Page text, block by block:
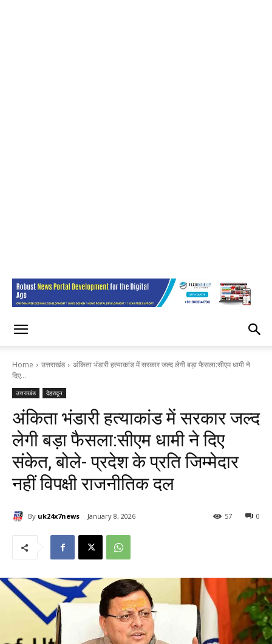
Home उत्तराखंड
अंकिता भंडारी हत्याकांड में सरकार जल्द लेगी बड़ा फैसला:सीएम धामी ने
दिए...
उत्तराखंड देहरादून
अंकिता भंडारी हत्याकांड में सरकार जल्द
लेगी बड़ा फैसला:सीएम धामी ने दिए
संकेत, बोले- प्रदेश के प्रति जिम्मेदार
नहीं विपक्षी राजनीतिक दल
By uk24x7news January 8, 2026 0
57